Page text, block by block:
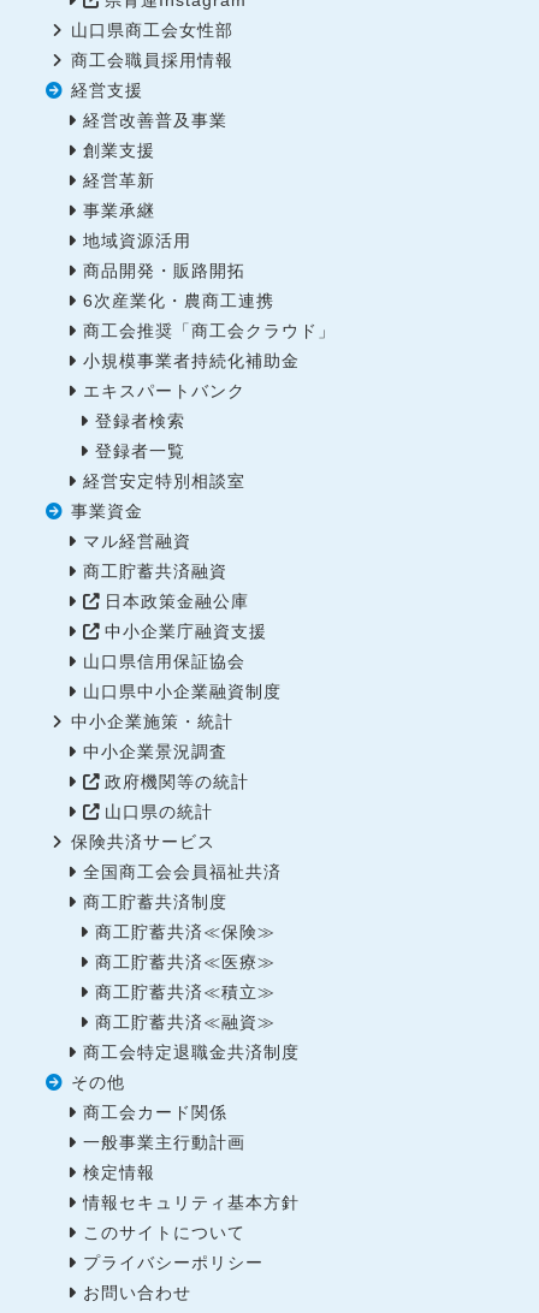
山口県商工会女性部
商工会職員採用情報
経営支援
経営改善普及事業
創業支援
経営革新
事業承継
地域資源活用
商品開発・販路開拓
6次産業化・農商工連携
商工会推奨「商工会クラウド」
小規模事業者持続化補助金
エキスパートバンク
登録者検索
登録者一覧
経営安定特別相談室
事業資金
マル経営融資
商工貯蓄共済融資
日本政策金融公庫
中小企業庁融資支援
山口県信用保証協会
山口県中小企業融資制度
中小企業施策・統計
中小企業景況調査
政府機関等の統計
山口県の統計
保険共済サービス
全国商工会会員福祉共済
商工貯蓄共済制度
商工貯蓄共済≪保険≫
商工貯蓄共済≪医療≫
商工貯蓄共済≪積立≫
商工貯蓄共済≪融資≫
商工会特定退職金共済制度
その他
商工会カード関係
一般事業主行動計画
検定情報
情報セキュリティ基本方針
このサイトについて
プライバシーポリシー
お問い合わせ